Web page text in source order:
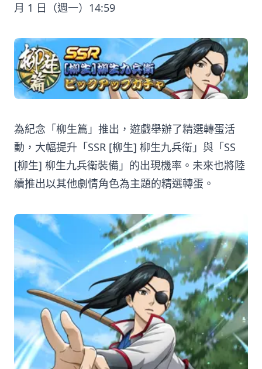
月 1 日（週一）14:59
為紀念「柳生篇」推出，遊戲舉辦了精選轉蛋活
動，大幅提升「SSR [柳生] 柳生九兵衛」與「SS
[柳生] 柳生九兵衛裝備」的出現機率。未來也將陸
續推出以其他劇情角色為主題的精選轉蛋。